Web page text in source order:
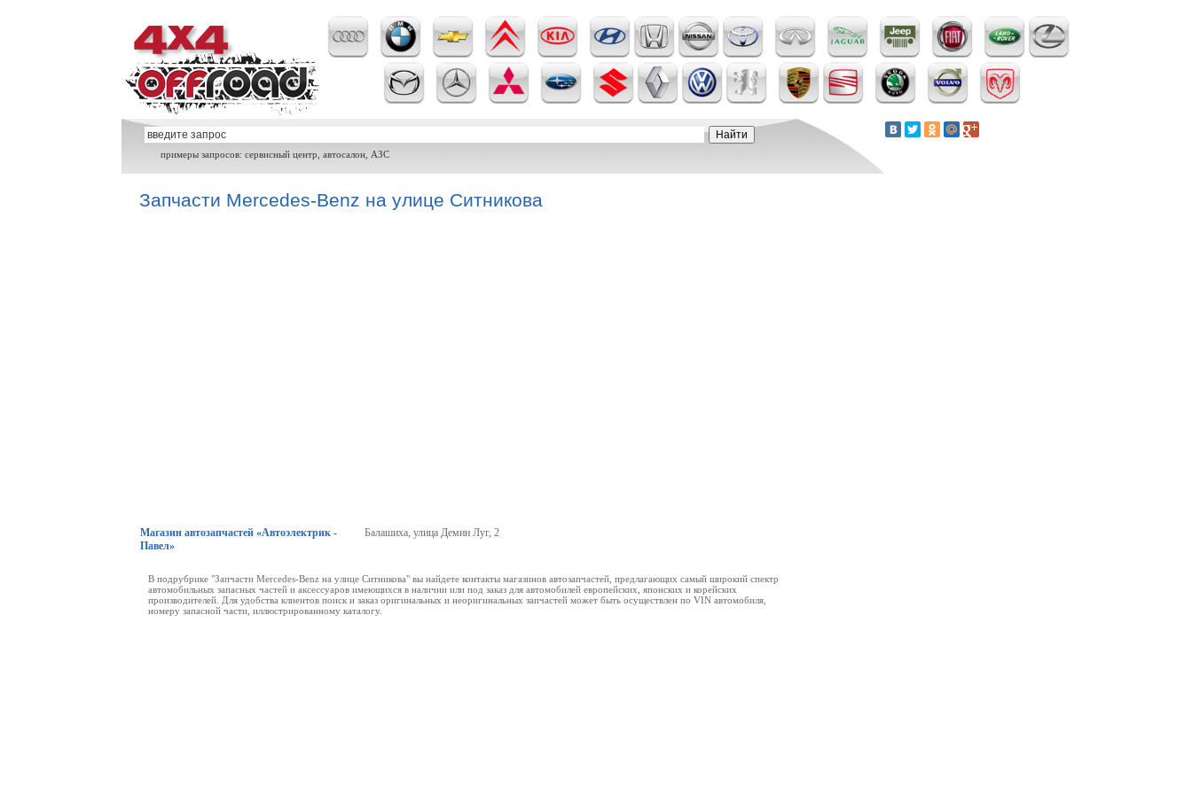
примеры запросов: сервисный центр, автосалон, АЗС
Запчасти Mercedes-Benz на улице Ситникова
Магазин автозапчастей «Автоэлектрик -
Павел»
Балашиха, улица Демин Луг, 2
В подрубрике "Запчасти Mercedes-Benz на улице Ситникова" вы найдете контакты магазинов автозапчастей, предлагающих самый широкий спектр
автомобильных запасных частей и аксессуаров имеющихся в наличии или под заказ для автомобилей европейских, японских и корейских
производителей. Для удобства клиентов поиск и заказ оригинальных и неоригинальных запчастей может быть осуществлен по VIN автомобиля,
номеру запасной части, иллюстрированному каталогу.